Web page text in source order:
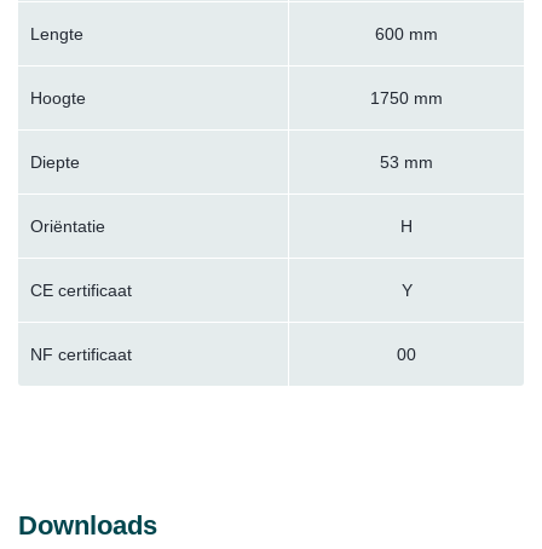
Lengte 600 mm
Hoogte 1750 mm
Diepte 53 mm
Oriëntatie H
CE certificaat Y
NF certificaat 00
Downloads